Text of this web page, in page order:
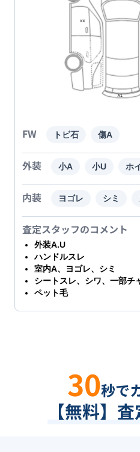
FW トビ石 傷A
外装 小A 小U ホ
内装 ヨゴレ シミ
査定スタッフのコメント
外装A.U
ハンドルスレ
室内A、ヨゴレ、シミ
シートスレ、シワ、一部チ
ペット毛
30秒で
【無料】